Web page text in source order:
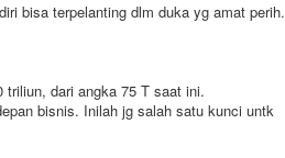
bisa terpelanting dlm duka yg amat perih.
dari angka 75 T saat ini.
bisnis. Inilah jg salah satu kunci untk